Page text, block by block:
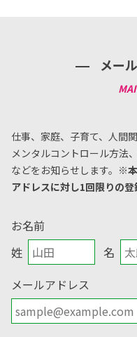
メー
仕事、家庭、子育て、人間
メンタルコントロール方法、
などをお知らせします。 ※
アドレスに対し1回限りの登
お名前
姓
名
メールアドレス